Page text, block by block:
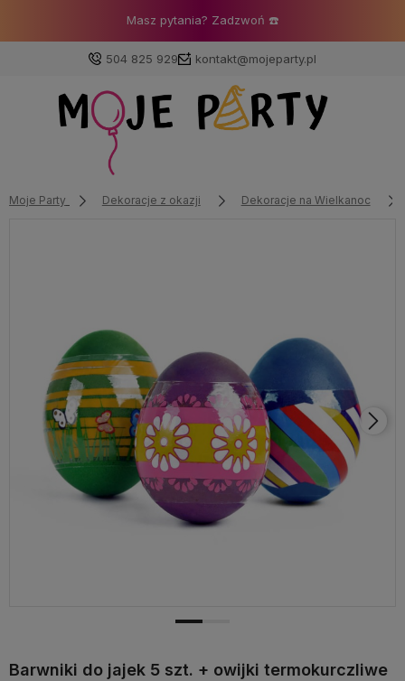
Masz pytania? Zadzwoń ☎️
504 825 929 kontakt@mojeparty.pl
Załóż konto
Moje Party Dekoracje z okazji Dekoracje na Wielkanoc
Barwniki do jajek 5 szt. + owijki termokurczliwe